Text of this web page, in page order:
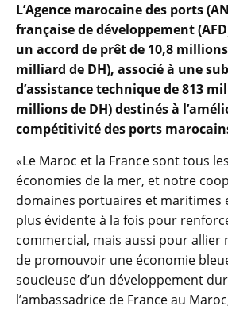
L’Agence marocaine des ports
française de développement
un accord de prêt de 10,8 millions
milliard de DH), associé à une
d’assistance technique de 813
millions de DH) destinés à
compétitivité des ports
«Le Maroc et la France sont tous
économies de la mer, et notre
domaines portuaires et maritimes
plus évidente à la fois pour
commercial, mais aussi pour allier
de promouvoir une économie
soucieuse d’un développement
l’ambassadrice de France au